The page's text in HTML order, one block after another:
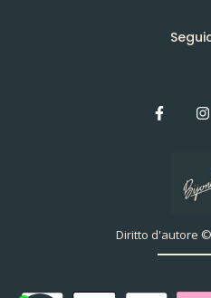
Diritto d'autore ©